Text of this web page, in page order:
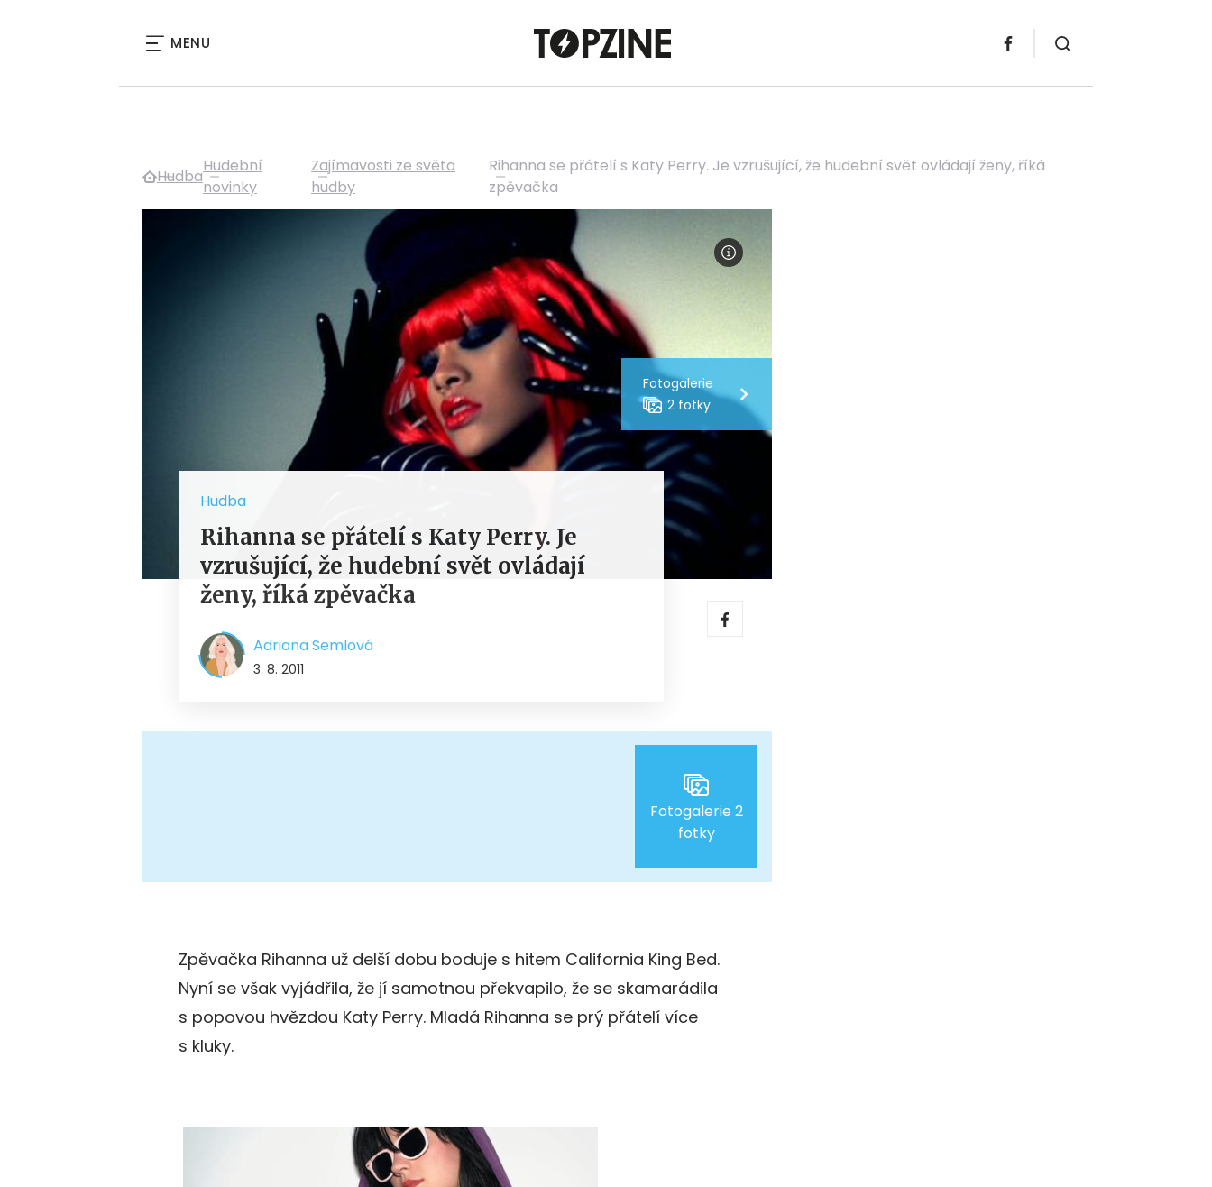
MENU
Hudba
Hudební
novinky
Zajímavosti ze světa
hudby
Rihanna se přátelí s Katy Perry. Je vzrušující, že hudební svět ovládají ženy, říká
zpěvačka
Fotogalerie
2 fotky
Hudba
Rihanna se přátelí s Katy Perry. Je
vzrušující, že hudební svět ovládají
ženy, říká zpěvačka
Adriana Semlová
3. 8. 2011
Fotogalerie 2
fotky
Zpěvačka Rihanna už delší dobu boduje s hitem California King Bed.
Nyní se však vyjádřila, že jí samotnou překvapilo, že se skamarádila
s popovou hvězdou Katy Perry. Mladá Rihanna se prý přátelí více
s kluky.